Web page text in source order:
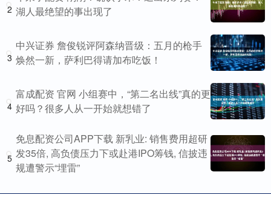
2 湖人最绝望的事出现了
3
中兴证券 詹俊锐评阿森纳晋级：五月的枪手
焕然一新，萨利巴得请加布吃饭！
4
富成配资 官网 小组赛中，“第二名出线”真的更
好吗？很多人从一开始就想错了
5
免息配资公司APP下载 新乳业: 销售费用超研
发35倍, 高负债压力下或赴港IPO筹钱, 信披违
规遭警示“埋雷”